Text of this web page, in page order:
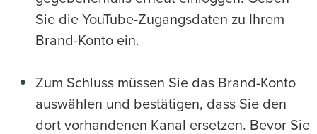
Sie die YouTube-Zugangsdaten zu Ihrem
Brand-Konto ein.
Zum Schluss müssen Sie das Brand-Konto
auswählen und bestätigen, dass Sie den
dort vorhandenen Kanal ersetzen. Bevor Sie